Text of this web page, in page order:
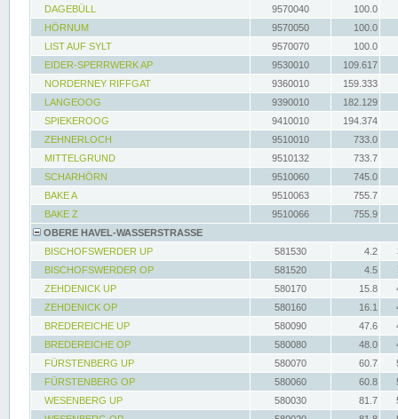
DAGEBÜLL 9570040
100.0
HÖRNUM
9570050
100.0
LIST AUF SYLT
9570070
100.0
EIDER-SPERRWERK AP
9530010
109.617
NORDERNEY RIFFGAT
9360010
159.333
LANGEOOG
9390010
182.129
SPIEKEROOG
9410010
194.374
ZEHNERLOCH
9510010
733.0
MITTELGRUND
9510132
733.7
SCHARHÖRN
9510060
745.0
BAKE A
9510063
755.7
BAKE Z
9510066
755.9
OBERE HAVEL-WASSERSTRASSE
BISCHOFSWERDER UP
581530 4.2
BISCHOFSWERDER OP
581520 4.5
ZEHDENICK UP
580170 15.8
ZEHDENICK OP
580160 16.1
BREDEREICHE UP
580090 47.6
BREDEREICHE OP
580080 48.0
FÜRSTENBERG UP
580070 60.7
FÜRSTENBERG OP
580060 60.8
WESENBERG UP
580030 81.7